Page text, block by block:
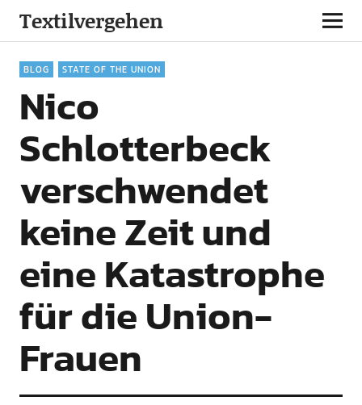
Textilvergehen
BLOG STATE OF THE UNION
Nico
Schlotterbeck
verschwendet
keine Zeit und
eine Katastrophe
für die Union-
Frauen